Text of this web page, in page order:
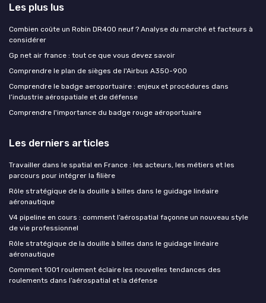
Les plus lus
Combien coûte un Robin DR400 neuf ? Analyse du marché et facteurs à
considérer
Gp net air france : tout ce que vous devez savoir
Comprendre le plan de sièges de l'Airbus A350-900
Comprendre le badge aeroportuaire : enjeux et procédures dans
l’industrie aérospatiale et de défense
Comprendre l'importance du badge rouge aéroportuaire
Les derniers articles
Travailler dans le spatial en France : les acteurs, les métiers et les
parcours pour intégrer la filière
Rôle stratégique de la douille à billes dans le guidage linéaire
aéronautique
V4 pipeline en cours : comment l’aérospatial façonne un nouveau style
de vie professionnel
Rôle stratégique de la douille à billes dans le guidage linéaire
aéronautique
Comment 1001 roulement éclaire les nouvelles tendances des
roulements dans l’aérospatial et la défense